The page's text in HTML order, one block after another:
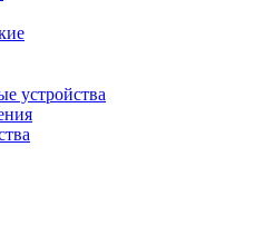
устройства